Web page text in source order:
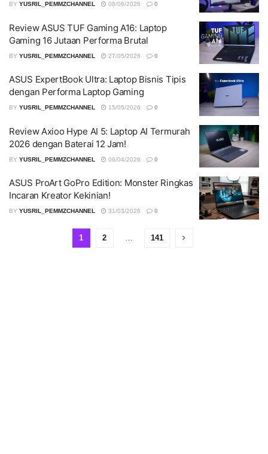
BY YUSRIL_PEMMZCHANNEL 08/06/2026 0
Review ASUS TUF Gaming A16: Laptop
Gaming 16 Jutaan Performa Brutal
BY YUSRIL_PEMMZCHANNEL 27/05/2026 0
ASUS ExpertBook Ultra: Laptop Bisnis Tipis
dengan Performa Laptop Gaming
BY YUSRIL_PEMMZCHANNEL 15/05/2026 0
Review Axioo Hype AI 5: Laptop AI Termurah
2026 dengan Baterai 12 Jam!
BY YUSRIL_PEMMZCHANNEL 06/04/2026 0
ASUS ProArt GoPro Edition: Monster Ringkas
Incaran Kreator Kekinian!
BY YUSRIL_PEMMZCHANNEL 31/03/2026 0
1 2 141